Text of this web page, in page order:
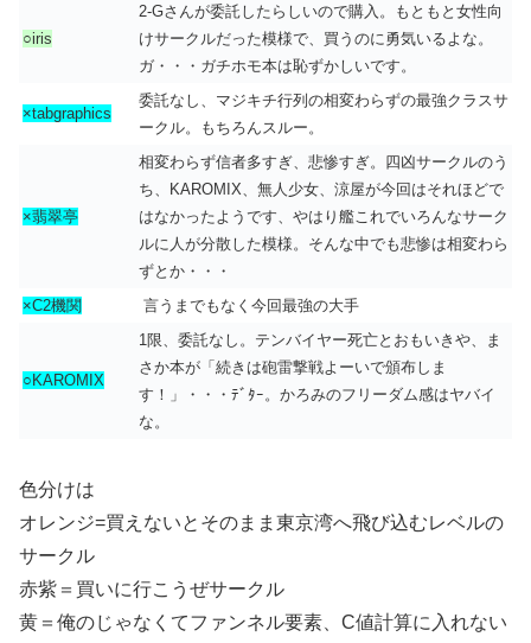
○iris
2-Gさんが委託したらしいので購入。もともと女性向
けサークルだった模様で、買うのに勇気いるよな。
ガ・・・ガチホモ本は恥ずかしいです。
×tabgraphics
委託なし、マジキチ行列の相変わらずの最強クラスサ
ークル。もちろんスルー。
×翡翠亭
相変わらず信者多すぎ、悲惨すぎ。四凶サークルのう
ち、KAROMIX、無人少女、涼屋が今回はそれほどで
はなかったようです、やはり艦これでいろんなサーク
ルに人が分散した模様。そんな中でも悲惨は相変わら
ずとか・・・
×C2機関
言うまでもなく今回最強の大手
○KAROMIX
1限、委託なし。テンバイヤー死亡とおもいきや、ま
さか本が「続きは砲雷撃戦よーいで頒布しま
す！」・・・ﾃﾞﾀｰ。かろみのフリーダム感はヤバイ
な。
色分けは
オレンジ=買えないとそのまま東京湾へ飛び込むレベルの
サークル
赤紫＝買いに行こうぜサークル
黄＝俺のじゃなくてファンネル要素、C値計算に入れない